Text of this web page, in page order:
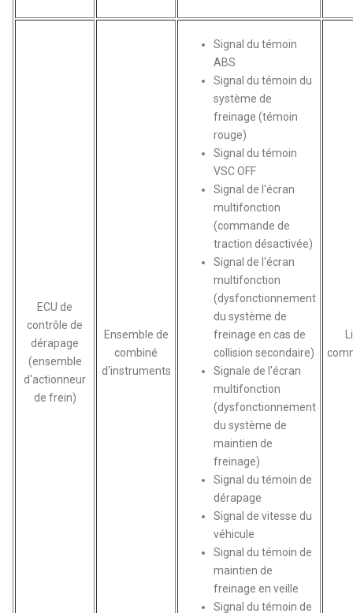
ECU de
contrôle de
dérapage
(ensemble
d'actionneur
de frein)
Ensemble de
combiné
d'instruments
Signal du témoin
ABS
Signal du témoin du
système de
freinage (témoin
rouge)
Signal du témoin
VSC OFF
Signal de l'écran
multifonction
(commande de
traction désactivée)
Signal de l'écran
multifonction
(dysfonctionnement
du système de
freinage en cas de
collision secondaire)
Signale de l'écran
multifonction
(dysfonctionnement
du système de
maintien de
freinage)
Signal du témoin de
dérapage
Signal de vitesse du
véhicule
Signal du témoin de
maintien de
freinage en veille
Signal du témoin de